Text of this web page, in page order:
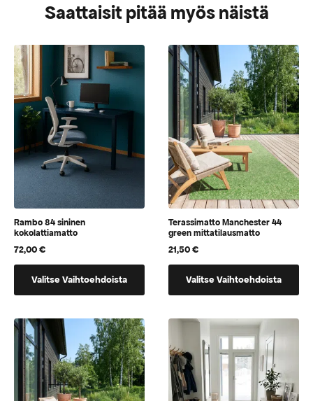
Saattaisit pitää myös näistä
Rambo 84 sininen
kokolattiamatto
72,00€
Valitse Vaihtoehdoista
tuotteella
vaihtoehtoja,
jotka
voidaan
valita
tuotteen
Terassimatto Manchester 44
green mittatilausmatto
21,50€
Valitse Vaihtoehdoista
tuotteella
vaihtoehtoja,
voidaan
valita
tuotteen